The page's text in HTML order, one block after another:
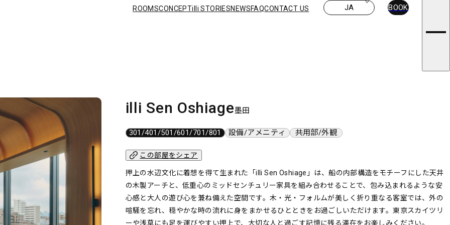
ROOMSCONCEPTilli STORIESNEWSFAQCONTACT US JA BOOK
ROOMS
CONCEPT
illi Sen Oshiage墨田
301/401/501/601/701/801 設備/アメニティ 共用部/外観
この部屋をシェア
押上の水辺文化に着想を得て生まれた「illi Sen Oshiage」は、船の内部構造をモチーフにした天井
の木製アーチと、低重心のミッドセンチュリー家具を組み合わせることで、包み込まれるような安
心感と大人の遊び心を兼ね備えた空間です。木・光・フォルムが美しく折り重なる客室では、外の
喧騒を忘れ、穏やかな時の流れに身をまかせるひとときをお過ごしいただけます。東京スカイツリ
ーや浅草にも足を運びやすい押上で、大切な人と過ごす記憶に残る滞在をお楽しみください。